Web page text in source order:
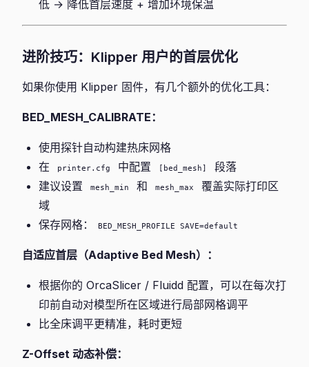
低 → 降低首层速度 + 增加环境保温
进阶技巧：Klipper 用户的首层优化
如果你使用 Klipper 固件，有几个额外的优化工具：
BED_MESH_CALIBRATE：
使用探针自动构建热床网格
在
printer.cfg 中配置 [bed_mesh]
段落
建议设置
mesh_min 和 mesh_max
覆盖实际打印区
域
保存网格：
BED_MESH_PROFILE SAVE=default
自适应首层（Adaptive Bed Mesh）：
根据你的 OrcaSlicer / Fluidd 配置，可以在每次打
印前自动对模型所在区域进行局部网格调平
比全床调平更精准，耗时更短
Z-Offset 动态补偿：